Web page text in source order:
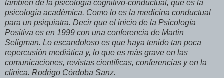
también de la psicología cognitivo-conductual, que es la
psicología académica. Como lo es la medicina conductual
para un psiquiatra. Decir que el inicio de la Psicología
Positiva es en 1999 con una conferencia de Martin
Seligman. Lo escandoloso es que haya tenido tan poca
repercusión mediática y, lo que es más grave en las
comunicaciones, revistas científicas, conferencias y en la
clínica. Rodrigo Córdoba Sanz.